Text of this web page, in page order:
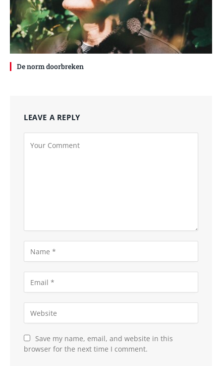
De norm doorbreken
LEAVE A REPLY
Save my name, email, and website in this
browser for the next time I comment.